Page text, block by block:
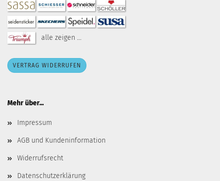
alle zeigen ...
VERTRAG WIDERRUFEN
Mehr über...
Impressum
AGB und Kundeninformation
Widerrufsrecht
Datenschutzerklärung